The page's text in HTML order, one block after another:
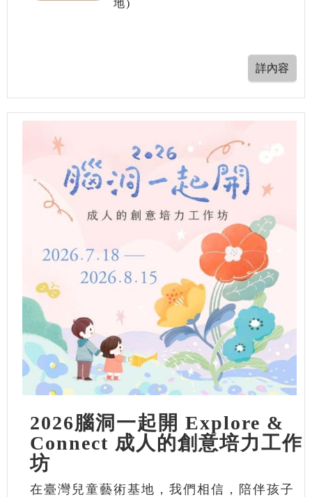
地)
2026腦洞一起開 Explore &
Connect 成人的創意培力工作
坊
在臺灣兒童藝術基地，我們相信，陪伴孩子